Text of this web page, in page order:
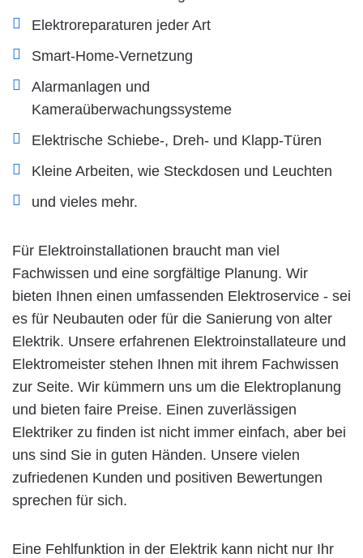
Elektroreparaturen jeder Art
Smart-Home-Vernetzung
Alarmanlagen und
Kameraüberwachungssysteme
Elektrische Schiebe-, Dreh- und Klapp-Türen
Kleine Arbeiten, wie Steckdosen und Leuchten
und vieles mehr.
Für Elektroinstallationen braucht man viel
Fachwissen und eine sorgfältige Planung. Wir
bieten Ihnen einen umfassenden Elektroservice - sei
es für Neubauten oder für die Sanierung von alter
Elektrik. Unsere erfahrenen Elektroinstallateure und
Elektromeister stehen Ihnen mit ihrem Fachwissen
zur Seite. Wir kümmern uns um die Elektroplanung
und bieten faire Preise. Einen zuverlässigen
Elektriker zu finden ist nicht immer einfach, aber bei
uns sind Sie in guten Händen. Unsere vielen
zufriedenen Kunden und positiven Bewertungen
sprechen für sich.
Eine Fehlfunktion in der Elektrik kann nicht nur Ihr